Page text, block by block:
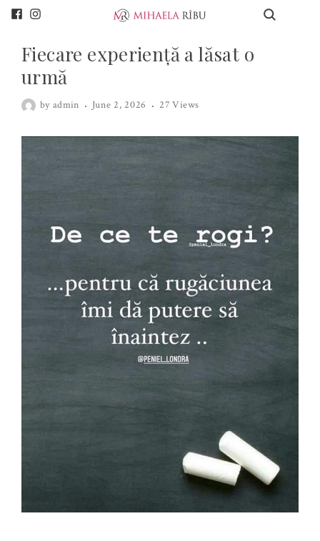
Fiecare experiență a lăsat o
urmă
by admin June 2, 2026 27 Views